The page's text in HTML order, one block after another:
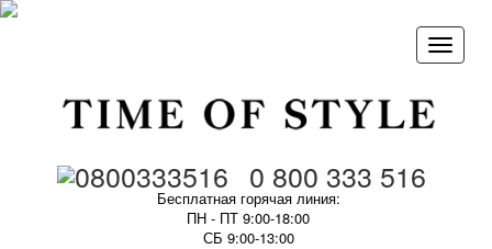
0 800 333 516
Бесплатная горячая линия:
ПН - ПТ 9:00-18:00
СБ 9:00-13:00